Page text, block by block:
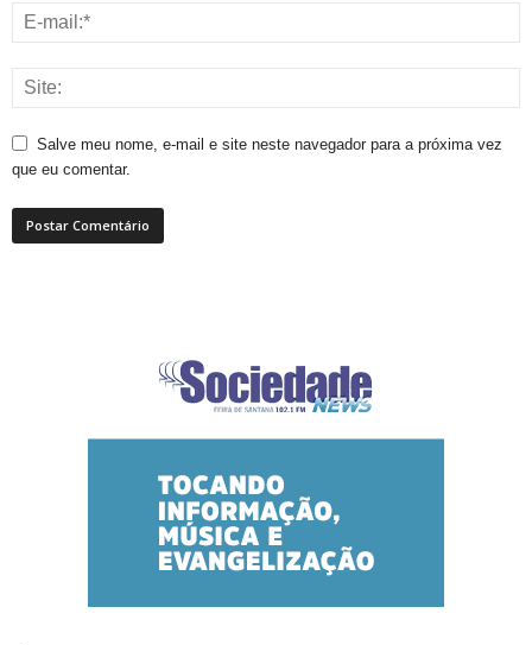
Salve meu nome, e-mail e site neste navegador para a próxima vez
que eu comentar.